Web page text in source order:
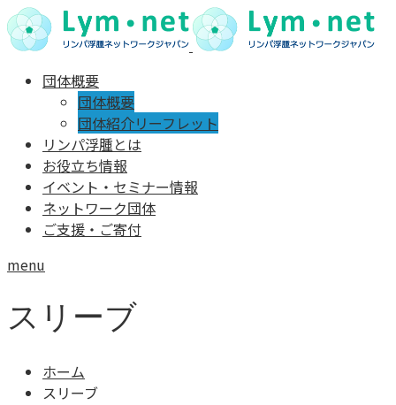
団体概要
団体概要
団体紹介リーフレット
リンパ浮腫とは
お役立ち情報
イベント・セミナー情報
ネットワーク団体
ご支援・ご寄付
menu
スリーブ
ホーム
スリーブ